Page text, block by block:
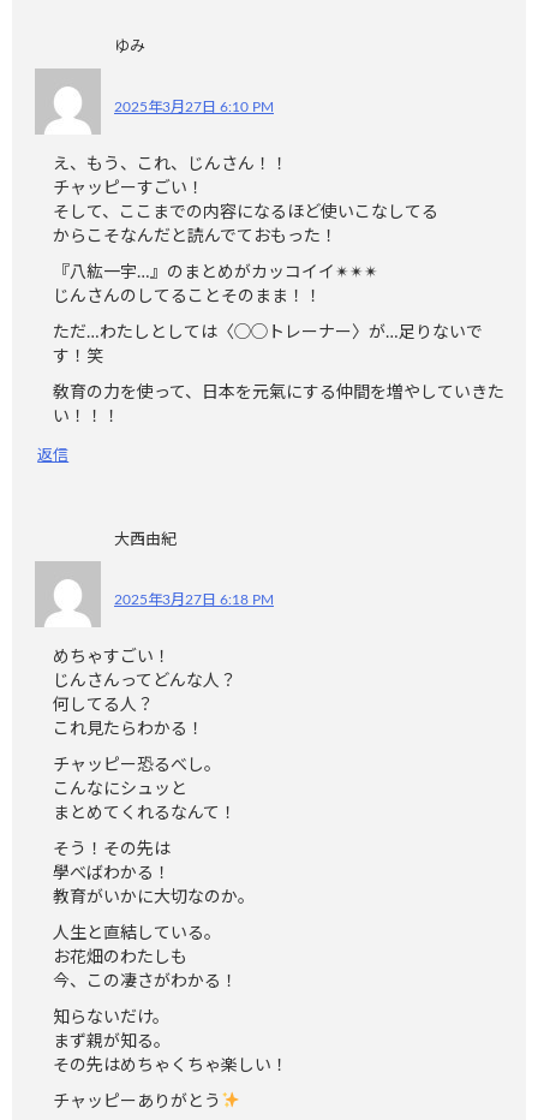
ゆみ
2025年3月27日 6:10 PM
え、もう、これ、じんさん！！
チャッピーすごい！
そして、ここまでの内容になるほど使いこなしてる
からこそなんだと読んでておもった！
『八紘一宇…』のまとめがカッコイイ✴︎✴︎✴︎
じんさんのしてることそのまま！！
ただ…わたしとしては〈◯◯トレーナー〉が…足りないで
す！笑
敎育の力を使って、日本を元氣にする仲間を増やしていきた
い！！！
返信
大西由紀
2025年3月27日 6:18 PM
めちゃすごい！
じんさんってどんな人？
何してる人？
これ見たらわかる！
チャッピー恐るべし。
こんなにシュッと
まとめてくれるなんて！
そう！その先は
學べばわかる！
教育がいかに大切なのか。
人生と直結している。
お花畑のわたしも
今、この凄さがわかる！
知らないだけ。
まず親が知る。
その先はめちゃくちゃ楽しい！
チャッピーありがとう